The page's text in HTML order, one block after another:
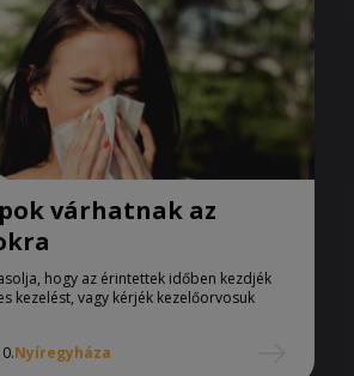
várhatnak az
hogy az érintettek időben kezdjék
kezelést, vagy kérjék kezelőorvosuk
Nyíregyháza